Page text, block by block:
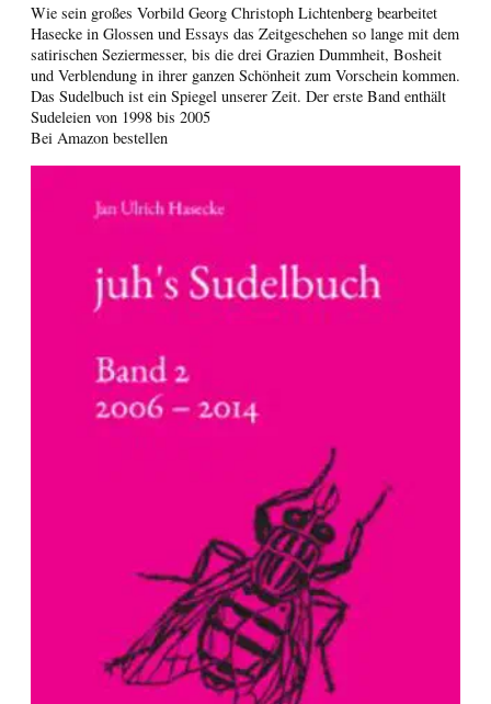
Wie sein großes Vorbild Georg Christoph Lichtenberg bearbeitet
Hasecke in Glossen und Essays das Zeitgeschehen so lange mit dem
satirischen Seziermesser, bis die drei Grazien Dummheit, Bosheit
und Verblendung in ihrer ganzen Schönheit zum Vorschein kommen.
Das Sudelbuch ist ein Spiegel unserer Zeit. Der erste Band enthält
Sudeleien von 1998 bis 2005
Bei Amazon bestellen